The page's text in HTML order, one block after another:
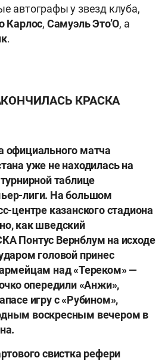
автографы у звезд клуба,
Карлос, Самуэль Это’О, а
.
КРАСКА
официального матча
уже не находилась на
таблице
лиги. На большом
центре казанского стадиона
как шведский
Понтус Вернблум на исходе
головой принес
над «Тереком» —
опередили «Анжи»,
игру с «Рубином»,
воскресным вечером в
свистка рефери